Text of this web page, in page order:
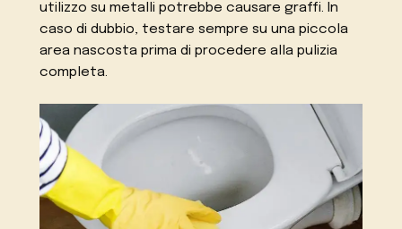
utilizzo su metalli potrebbe causare graffi. In
caso di dubbio, testare sempre su una piccola
area nascosta prima di procedere alla pulizia
completa.